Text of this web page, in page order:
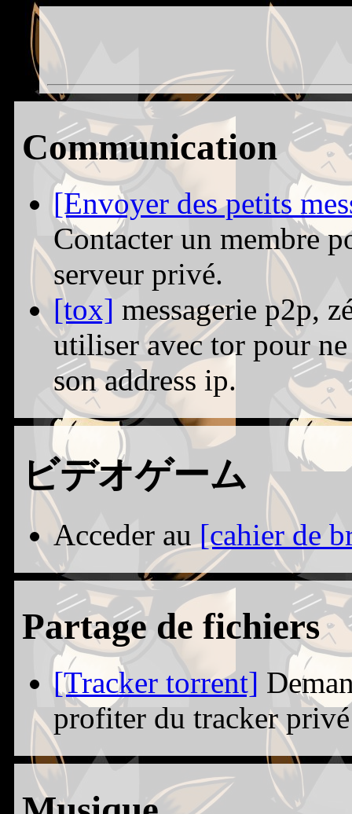
Communication
[Envoyer des petits
Contacter un membre
serveur privé.
[tox] messagerie p2p,
utiliser avec tor pour
son address ip.
ビデオゲーム
Acceder au[cahier de
Partage de fichiers
[Tracker torrent]
profiter du tracker privé